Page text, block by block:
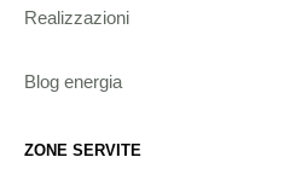
Realizzazioni
Blog energia
ZONE SERVITE